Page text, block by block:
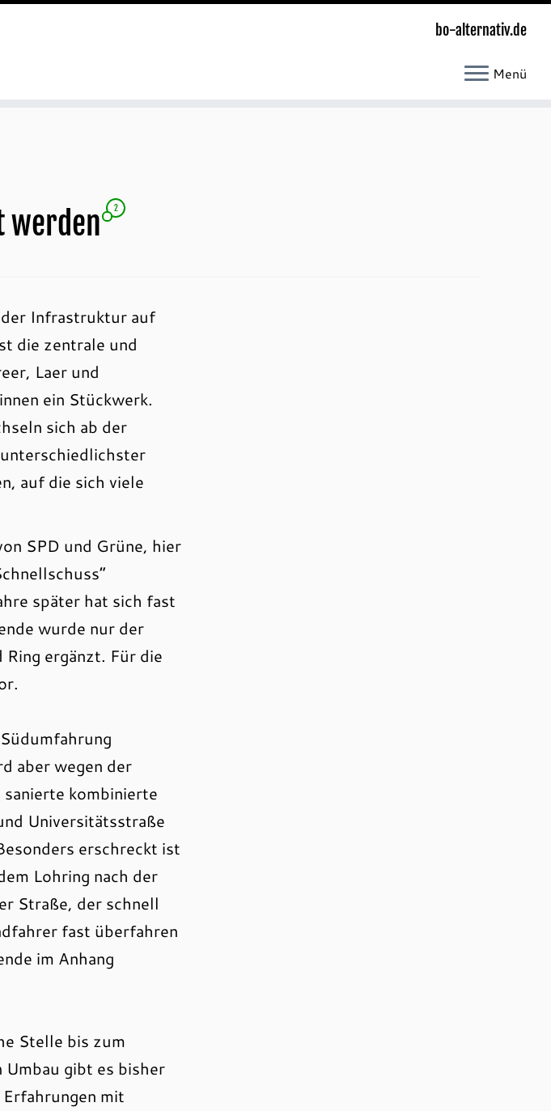
bo-alternativ.de
Menü
werden 2
Infrastruktur auf
die zentrale und
Laer und
ein Stückwerk.
sich ab der
auf die sich viele
SPD und Grüne, hier
später hat sich fast
wurde nur der
ergänzt. Für die
aber wegen der
kombinierte
Universitätsstraße
erschreckt ist
Lohring nach der
Straße, der schnell
fast überfahren
im Anhang
Stelle bis zum
gibt es bisher
mit